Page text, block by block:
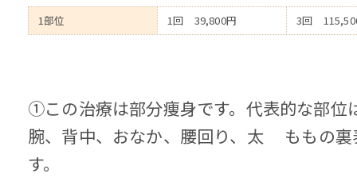
1部位 1回 39,800円 3回
①この治療は部分痩身です。代表的な部位
腕、背中、おなか、腰回り、太 ももの裏
す。